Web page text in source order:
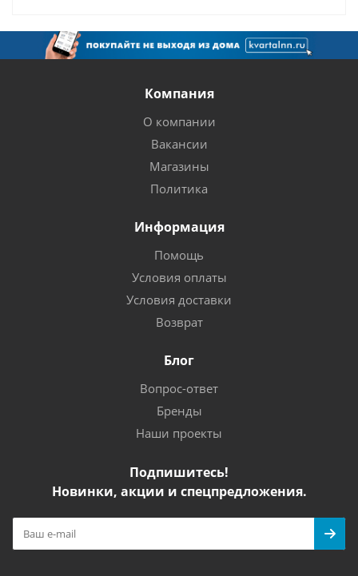
Компания
О компании
Вакансии
Магазины
Политика
Информация
Помощь
Условия оплаты
Условия доставки
Возврат
Блог
Вопрос-ответ
Бренды
Наши проекты
Подпишитесь!
Новинки, акции и спецпредложения.